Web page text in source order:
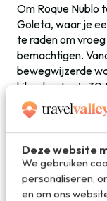
Deze website
We gebruiken
personaliseren,
en om ons
Om Roque Nublo
Goleta, waar je
te raden om
bemachtigen.
bewegwijzerde
hike duurt zo’n
routes in de
Eenmaal boven
panoramisch
weer kun je zelfs
▸Tip: Dit is ook